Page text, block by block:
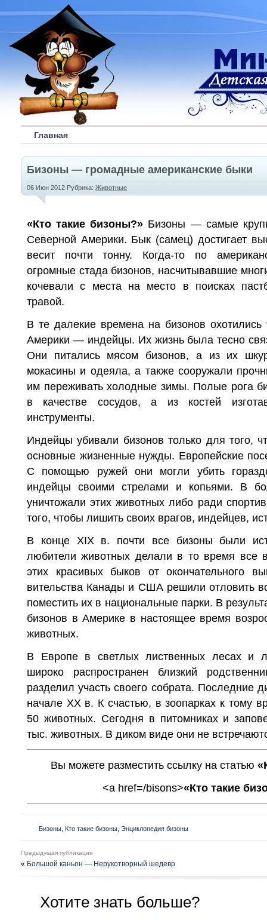
Главная
Бизоны — громадные американские быки
06 Июн 2012 Рубрика: Животные
«Кто такие бизоны?» Бизоны — самые
Северной Америки. Бык (самец) достигает
весит почти тонну. Когда-то по
огромные стада бизонов, насчитывав­шие
кочевали с места на место в поисках
травой.
В те далекие времена на бизонов охотились
Америки — индейцы. Их жизнь была тесно
Они питались мясом бизонов, а из их
мокасины и одеяла, а также сооружали
им пережи­вать холодные зимы. Полые рога
в качестве сосудов, а из костей
инструменты.
Индейцы убивали бизонов только для того,
основные жизненные нужды. Европейские
С помощью ружей они могли убить
индейцы своими стрелами и копьями. В
уничтожали этих животных либо ради
того, чтобы лишить своих врагов, индейцев,
В конце XIX в. почти все бизоны были
любители животных делали в то время все
этих красивых быков от окончательного
вительства Канады и США решили отловить
поместить их в национальные парки. В
бизонов в Америке в настоящее время
животных.
В Европе в светлых лиственных лесах и
широко распространен близкий
разделил участь своего собрата. Последние
начале XX в. К счастью, в зоопарках к тому
50 животных. Се­годня в питомниках и
тыс. животных. В диком виде они не
Вы можете разместить ссылку на статью
<a href=/bisons>«Кто такие
Бизоны Кто такие бизоны Энциклопедия бизоны
Предыдущая публикация
« Большой каньон — Нерукотворный шедевр
Хотите знать больше?